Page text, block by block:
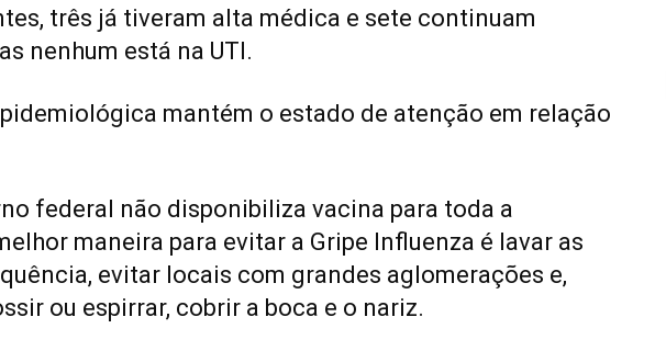
três já tiveram alta médica e sete continuam
nenhum está na UTI.
mantém o estado de atenção em relação
federal não disponibiliza vacina para toda a
maneira para evitar a Gripe Influenza é lavar as
evitar locais com grandes aglomerações e,
ou espirrar, cobrir a boca e o nariz.